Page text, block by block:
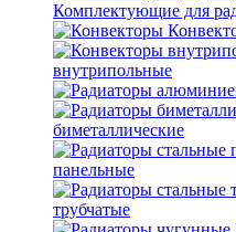
Комплектующие для
внутрипольные
биметаллические
панельные
трубчатые